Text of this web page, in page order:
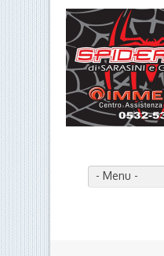
- Menu -